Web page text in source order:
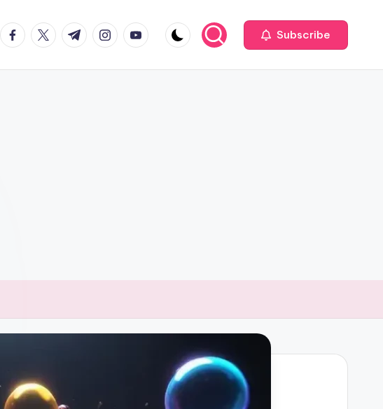
facebook.com
twitter.com
t.me instagram.com
youtube.com Subscribe